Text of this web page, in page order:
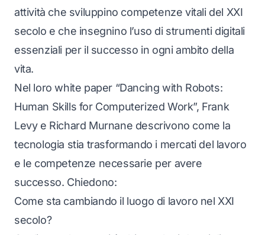
attività che sviluppino competenze vitali del XXI
secolo e che insegnino l’uso di strumenti digitali
essenziali per il successo in ogni ambito della
vita.
Nel loro white paper “Dancing with Robots:
Human Skills for Computerized Work”, Frank
Levy e Richard Murnane descrivono come la
tecnologia stia trasformando i mercati del lavoro
e le competenze necessarie per avere
successo. Chiedono:
Come sta cambiando il luogo di lavoro nel XXI
secolo?